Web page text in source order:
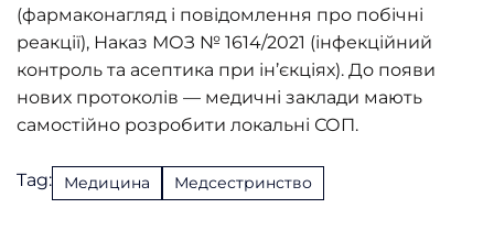
(фармаконагляд і повідомлення про побічні
реакції), Наказ МОЗ № 1614/2021 (інфекційний
контроль та асептика при ін’єкціях). До появи
нових протоколів — медичні заклади мають
самостійно розробити локальні СОП.
Tag: Медицина Медсестринство